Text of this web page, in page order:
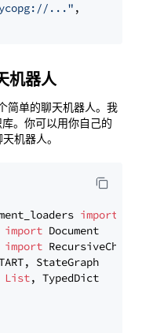
..." ,
机器人
简单的聊天机器人。我
。你可以用你自己的
机器人。
import
import
import
List, TypedDict